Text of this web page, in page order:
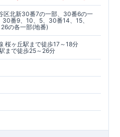
区北新30番7の一部、30番6の一
番9、10、5、30番14、15、
の各一部(地番)
桜ヶ丘駅まで徒歩17～18分
まで徒歩25～26分